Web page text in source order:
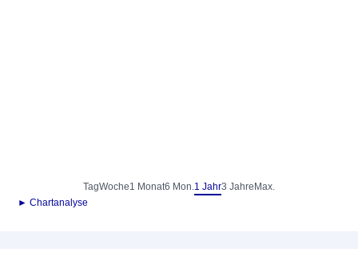
TagWoche1 Monat6 Mon.1 Jahr3 Jahre Max.
► Chartanalyse